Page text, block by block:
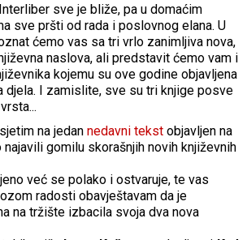
sve je bliže, pa u domaćim
sve pršti od rada i poslovnog elana. U
ćemo vas sa tri vrlo zanimljiva nova,
naslova, ali predstavit ćemo vam i
kojemu su ove godine objavljena
djela. I zamislite, sve su tri knjige posve
na jedan nedavni tekst objavljen na
gomilu skorašnjih novih književnih
već se polako i ostvaruje, te vas
radosti obavještavam da je
na tržište izbacila svoja dva nova